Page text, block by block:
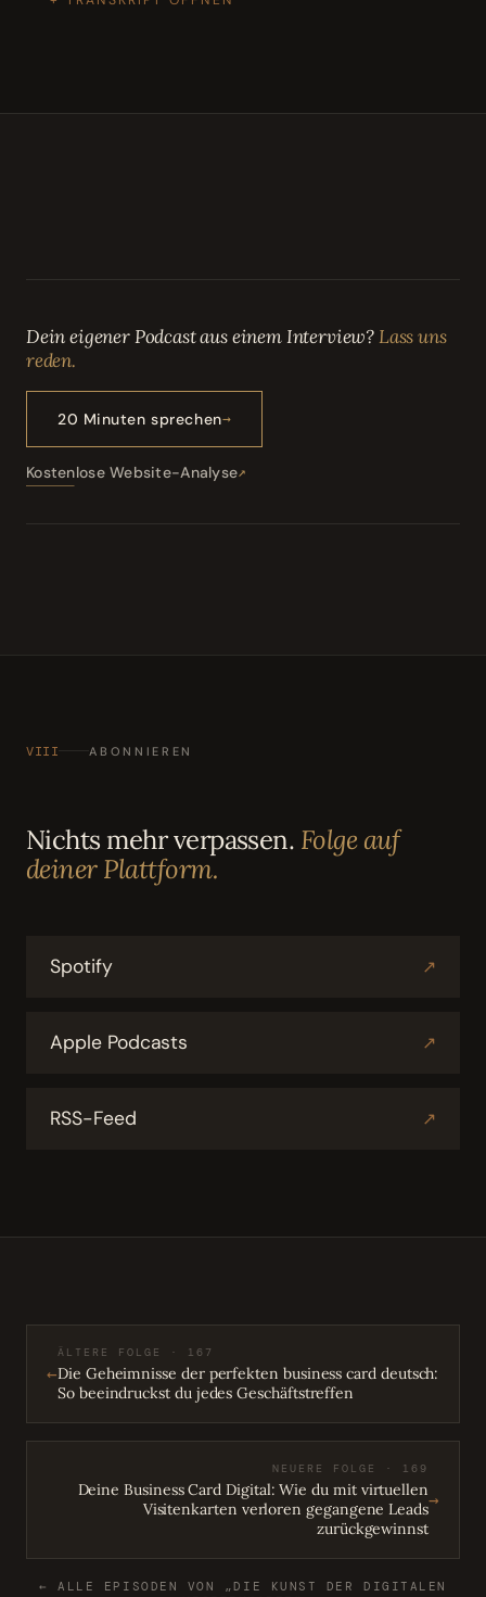
Dein eigener Podcast aus einem Interview?Lass uns
reden.
20 Minuten sprechen
Kostenlose Website-Analyse
VIII ABONNIEREN
Nichts mehr verpassen. Folge auf
deiner Plattform.
Spotify ↗
Apple Podcasts ↗
RSS-Feed ↗
←
ÄLTERE FOLGE · 167
Die Geheimnisse der perfekten business card deutsch:
So beeindruckst du jedes Geschäftstreffen
NEUERE FOLGE · 169
Deine Business Card Digital: Wie du mit virtuellen
Visitenkarten verloren gegangene Leads
zurückgewinnst
→
← ALLE EPISODEN VON „DIE KUNST DER DIGITALEN